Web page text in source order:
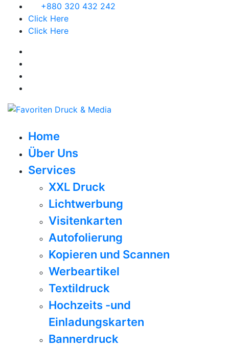
content
+880 320 432 242
Click Here
Click Here
Home
Über Uns
Services
XXL Druck
Lichtwerbung
Visitenkarten
Autofolierung
Kopieren und Scannen
Werbeartikel
Textildruck
Hochzeits -und
Einladungskarten
Bannerdruck